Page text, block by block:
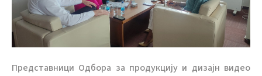
Представници Одбора за продукцију и дизајн видео